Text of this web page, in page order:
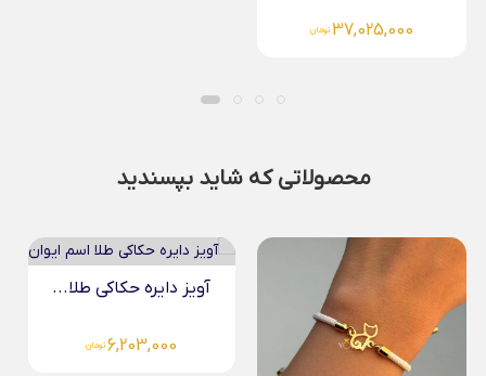
37,025,000 تومان
محصولاتی که شاید بپسندید
آویز دایره حکاکی طلا...
6,203,000 تومان